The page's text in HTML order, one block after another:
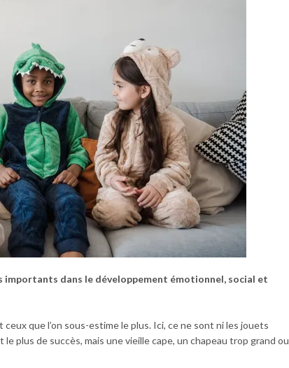
importants dans le développement émotionnel, social et
ceux que l’on sous-estime le plus. Ici, ce ne sont ni les jouets
plus de succès, mais une vieille cape, un chapeau trop grand ou